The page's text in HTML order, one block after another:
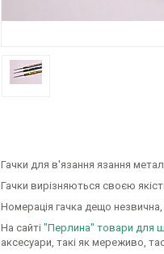
Гачки для в'язання язання
Гачки вирізняються своєю
Номерація гачка дещо
На сайті "Перлина" товари для
аксесуари, такі як мереживо,